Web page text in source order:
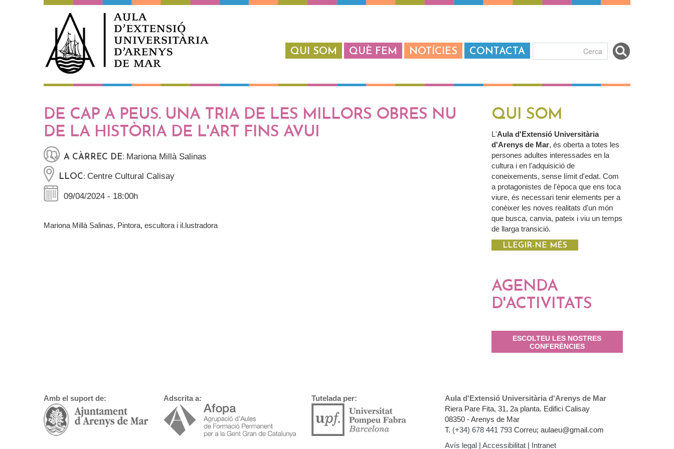
Vés al contingut
QUI SOM QUÈ FEM NOTÍCIES CONTACTA
Formulari de
DE CAP A PEUS. UNA TRIA DE LES MILLORS OBRES NU
DE LA HISTÒRIA DE L'ART FINS AVUI
A CÀRREC DE: Mariona Millà Salinas
LLOC: Centre Cultural Calisay
09/04/2024 - 18:00h
Mariona Millà Salinas, Pintora, escultora i il.lustradora
QUI SOM
L'Aula d'Extensió Universitària
d'Arenys de Mar, és oberta a totes les
persones adultes interessades en la
cultura i en l'adquisició de
coneixements, sense límit d'edat. Com
a protagonistes de l'època que ens toca
viure, és necessari tenir elements per a
conèixer les noves realitats d'un món
que busca, canvia, pateix i viu un temps
de llarga transició.
LLEGIR-NE MÉS
AGENDA
D'ACTIVITATS
ESCOLTEU LES NOSTRES
CONFERÈNCIES
Amb el suport de: Adscrita a: Tutelada per:
Aula d'Extensió Universitària d'Arenys de Mar
Riera Pare Fita, 31, 2a planta. Edifici Calisay
08350 - Arenys de Mar
T. (+34) 678 441 793 Correu; aulaeu@gmail.com
Avís legal | Accessibilitat | Intranet